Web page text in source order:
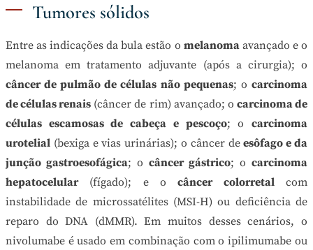
Tumores sólidos
Entre as indicações da bula estão o melanomaavançado e o
melanoma em tratamento adjuvante (após a cirurgia); o
câncer de pulmão de células não pequenas; o carcinoma
de células renais (câncer de rim) avançado; o carcinoma de
células escamosas de cabeça e pescoço; ocarcinoma
urotelial (bexiga e vias urinárias); o câncer deesôfago e da
junção gastroesofágica; o câncer gástrico; o carcinoma
hepatocelular(fígado); e ocâncer colorretalcom
instabilidade de microssatélites (MSI-H) ou deficiência de
reparo do DNA (dMMR). Em muitos desses cenários, o
nivolumabe é usado em combinação com o ipilimumabe ou